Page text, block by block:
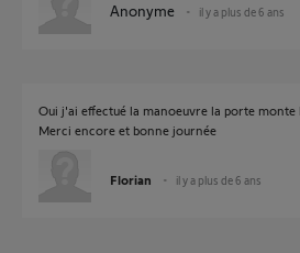
Anonyme il y a plus de 6 ans
Oui j'ai effectué la manoeuvre la porte monte
Merci encore et bonne journée
Florian il y a plus de 6 ans